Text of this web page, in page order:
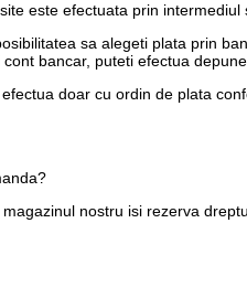
este efectuata prin
sa alegeti plata prin
bancar, puteti efectua
doar cu ordin de plata
nostru isi rezerva